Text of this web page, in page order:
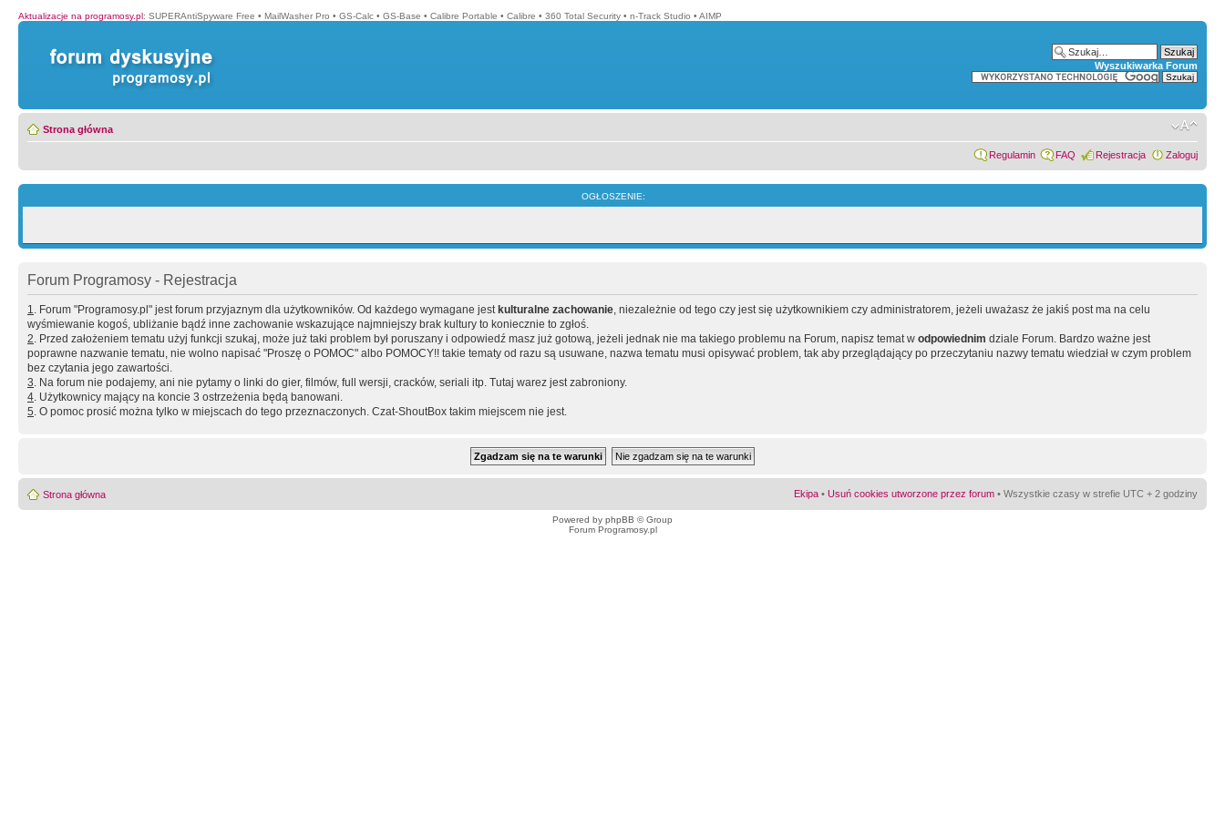
Aktualizacje na programosy.pl: SUPERAntiSpyware Free • MailWasher Pro • GS-Calc • GS-Base • Calibre Portable • Calibre • 360 Total Security • n-Track Studio • AIMP
Wyszukiwarka Forum
Strona główna
Regulamin FAQ Rejestracja Zaloguj
OGŁOSZENIE:
Forum Programosy - Rejestracja
1. Forum "Programosy.pl" jest forum przyjaznym dla użytkowników. Od każdego wymagane jest kulturalne zachowanie, niezależnie od tego czy jest się użytkownikiem czy administratorem, jeżeli uważasz że jakiś post ma na celu
wyśmiewanie kogoś, ubliżanie bądź inne zachowanie wskazujące najmniejszy brak kultury to koniecznie to zgłoś.
2. Przed założeniem tematu użyj funkcji szukaj, może już taki problem był poruszany i odpowiedź masz już gotową, jeżeli jednak nie ma takiego problemu na Forum, napisz temat w odpowiednim dziale Forum. Bardzo ważne jest
poprawne nazwanie tematu, nie wolno napisać "Proszę o POMOC" albo POMOCY!! takie tematy od razu są usuwane, nazwa tematu musi opisywać problem, tak aby przeglądający po przeczytaniu nazwy tematu wiedział w czym problem
bez czytania jego zawartości.
3. Na forum nie podajemy, ani nie pytamy o linki do gier, filmów, full wersji, cracków, seriali itp. Tutaj warez jest zabroniony.
4. Użytkownicy mający na koncie 3 ostrzeżenia będą banowani.
5. O pomoc prosić można tylko w miejscach do tego przeznaczonych. Czat-ShoutBox takim miejscem nie jest.
Strona główna Ekipa • Usuń cookies utworzone przez forum • Wszystkie czasy w strefie UTC + 2 godziny
Powered by phpBB © Group
Forum Programosy.pl